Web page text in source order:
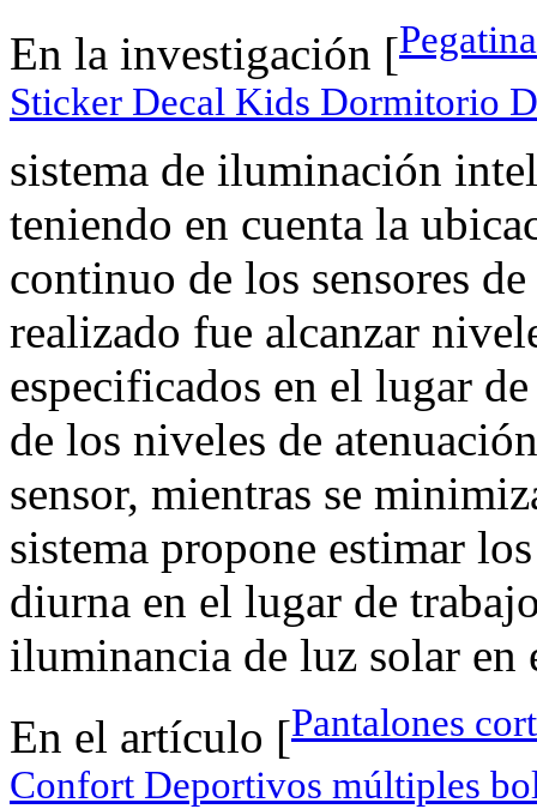
En la investigación [
Sticker Decal Kids Dormitorio
sistema de iluminación
teniendo en cuenta la
continuo de los sensores
realizado fue alcanzar
especificados en el lugar
de los niveles de
sensor, mientras se
sistema propone estimar
diurna en el lugar de
iluminancia de luz solar en
En el artículo [Pantalones
Confort Deportivos múltiples